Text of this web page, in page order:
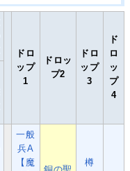
ドロ
ップ
1
ドロッ
プ2
ドロ
ップ
3
ド
ロ
ッ
プ
4
一般
兵A
【魔
樽